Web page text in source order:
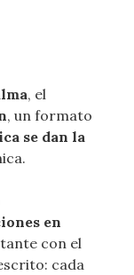
, el
, un formato
se dan la
en
con el
cada